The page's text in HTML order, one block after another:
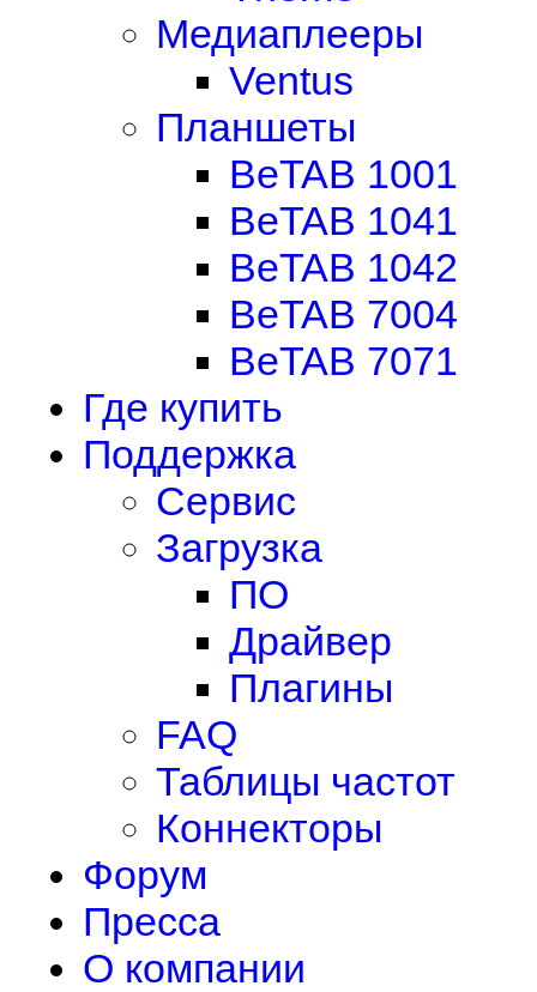
Медиаплееры
Ventus
Планшеты
BeTAB 1001
BeTAB 1041
BeTAB 1042
BeTAB 7004
BeTAB 7071
Где купить
Поддержка
Сервис
Загрузка
ПО
Драйвер
Плагины
FAQ
Таблицы частот
Коннекторы
Форум
Пресса
О компании